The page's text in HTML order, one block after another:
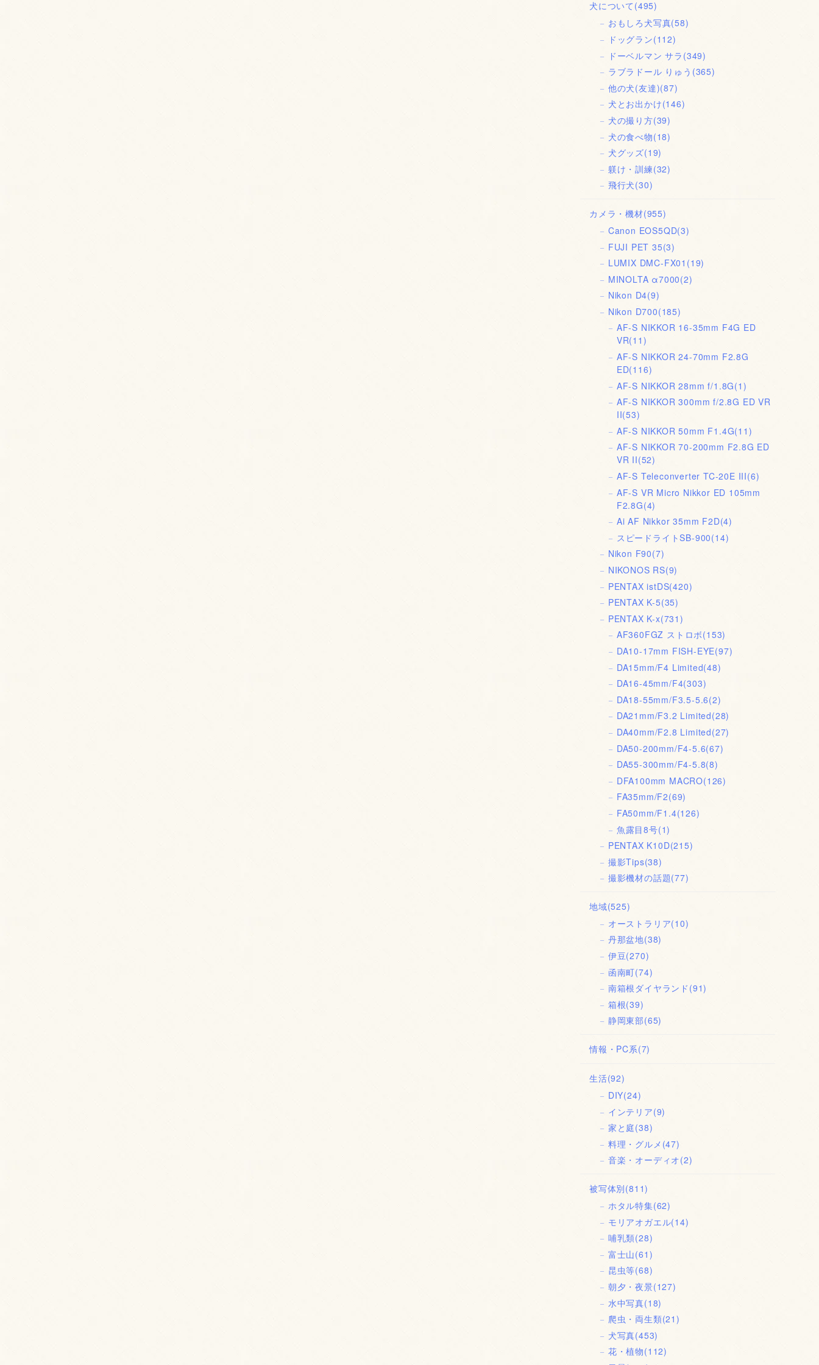
犬について (495)
おもしろ犬写真(58)
ドッグラン(112)
ドーベルマン サラ (349)
ラブラドール りゅう (365)
他の犬(友達)(87)
犬とお出かけ(146)
犬の撮り方(39)
犬の食べ物(18)
犬グッズ(19)
躾け・訓練(32)
飛行犬(30)
カメラ・機材(955)
Canon EOS5QD(3)
FUJI PET 35(3)
LUMIX DMC-FX01 (19)
MINOLTA α7000(2)
Nikon D4(9)
Nikon D700(185)
AF-S NIKKOR 16-35mm F4G ED
VR(11)
AF-S NIKKOR 24-70mm F2.8G
ED(116)
AF-S NIKKOR 28mm f/1.8G(1)
AF-S NIKKOR 300mm f/2.8G ED VR
II(53)
AF-S NIKKOR 50mm F1.4G(11)
AF-S NIKKOR 70-200mm F2.8G ED
VR II(52)
AF-S Teleconverter TC-20E III(6)
AF-S VR Micro Nikkor ED 105mm
F2.8G(4)
Ai AF Nikkor 35mm F2D(4)
スピードライトSB-900(14)
Nikon F90(7)
NIKONOS RS(9)
PENTAX istDS(420)
PENTAX K-5(35)
PENTAX K-x(731)
AF360FGZ ストロボ(153)
DA10-17mm FISH-EYE(97)
DA15mm/F4 Limited(48)
DA16-45mm/F4(303)
DA18-55mm/F3.5-5.6(2)
DA21mm/F3.2 Limited(28)
DA40mm/F2.8 Limited(27)
DA50-200mm/F4-5.6(67)
DA55-300mm/F4-5.8(8)
DFA100mm MACRO(126)
FA35mm/F2(69)
FA50mm/F1.4(126)
魚露目8号(1)
PENTAX K10D(215)
撮影Tips(38)
撮影機材の話題(77)
地域(525)
オーストラリア(10)
丹那盆地(38)
伊豆(270)
函南町(74)
南箱根ダイヤランド (91)
箱根(39)
静岡東部(65)
情報・PC系(7)
生活(92)
DIY(24)
インテリア(9)
家と庭(38)
料理・グルメ (47)
音楽・オーディオ(2)
被写体別(811)
ホタル特集(62)
モリアオガエル(14)
哺乳類(28)
富士山(61)
昆虫等(68)
朝夕・夜景(127)
水中写真(18)
爬虫・両生類(21)
犬写真(453)
花・植物(112)